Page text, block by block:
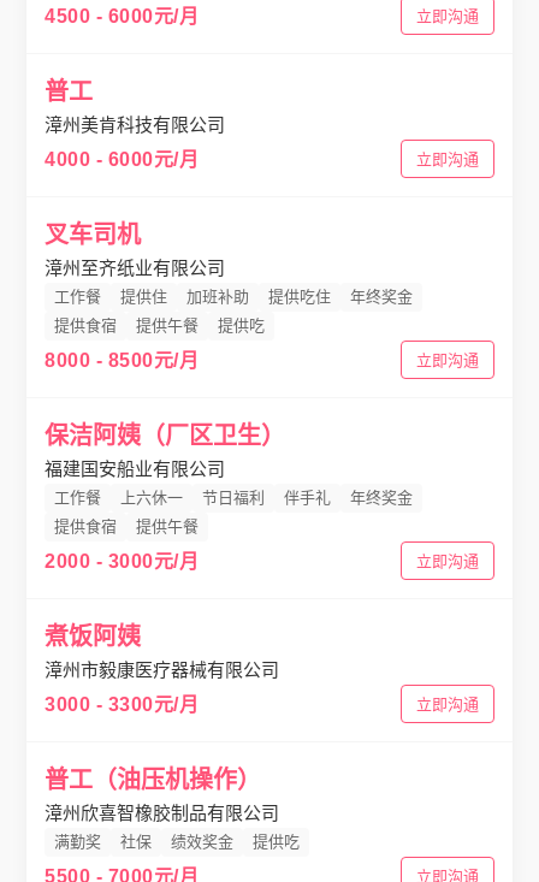
4500 - 6000元/月 立即沟通
普工
漳州美肯科技有限公司
4000 - 6000元/月
立即沟通
叉车司机
漳州至齐纸业有限公司
工作餐 提供住 加班补助 提供吃住
年终奖金
提供食宿
提供午餐 提供吃
8000 - 8500元/月 立即沟通
保洁阿姨（厂区卫生）
福建国安船业有限公司
工作餐 上六休一 节日福利 伴手礼
年终奖金
提供食宿
提供午餐
2000 - 3000元/月 立即沟通
煮饭阿姨
漳州市毅康医疗器械有限公司
3000 - 3300元/月
立即沟通
普工（油压机操作）
漳州欣喜智橡胶制品有限公司
满勤奖 社保 绩效奖金 提供吃
5500 - 7000元/月 立即沟通